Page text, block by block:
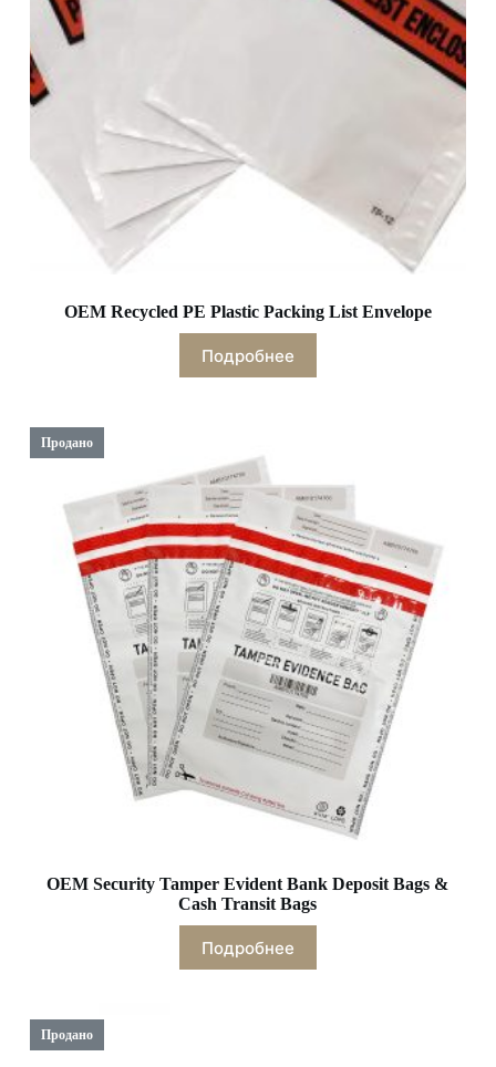
OEM Recycled PE Plastic Packing List Envelope
Подробнее
Продано
OEM Security Tamper Evident Bank Deposit Bags &
Cash Transit Bags
Подробнее
Продано